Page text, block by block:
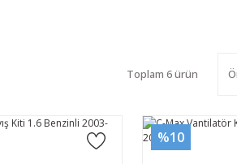
Toplam 6 ürün
%10